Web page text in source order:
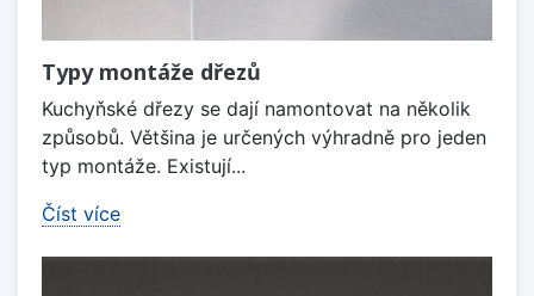
Typy montáže dřezů
Kuchyňské dřezy se dají namontovat na několik
způsobů. Většina je určených výhradně pro jeden
typ montáže. Existují...
Číst více